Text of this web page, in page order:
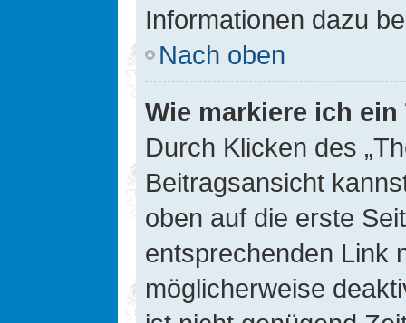
Informationen dazu
Nach oben
Wie markiere ich
Durch Klicken des
Beitragsansicht
oben auf die erste
entsprechenden Link
möglicherweise